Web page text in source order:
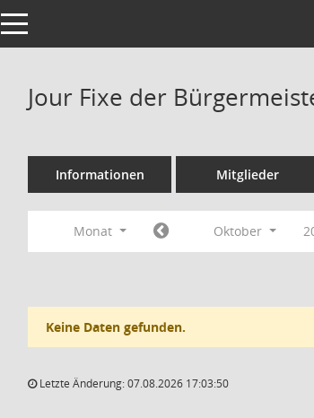
Toggle navigation
Jour Fixe der
Informationen Mitglieder
Monat Oktober
Keine Daten gefunden.
Letzte Änderung: 07.08.2026 17:03:50